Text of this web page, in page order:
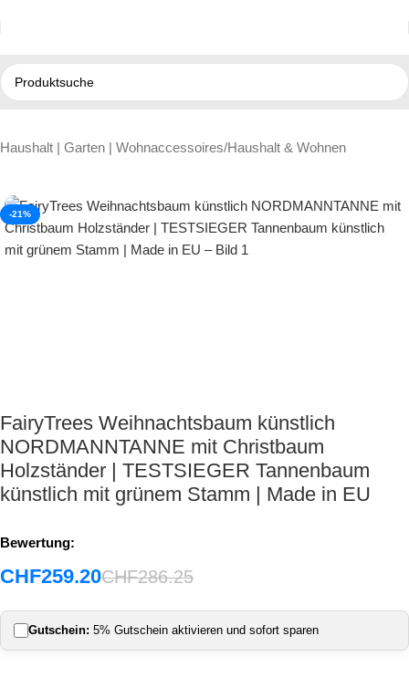
Haushalt | Garten | Wohnaccessoires/Haushalt & Wohnen
-21%
FairyTrees Weihnachtsbaum künstlich
NORDMANNTANNE mit Christbaum
Holzständer | TESTSIEGER Tannenbaum
künstlich mit grünem Stamm | Made in EU
Bewertung:
CHF259.20CHF286.25
Gutschein: 5% Gutschein aktivieren und sofort sparen